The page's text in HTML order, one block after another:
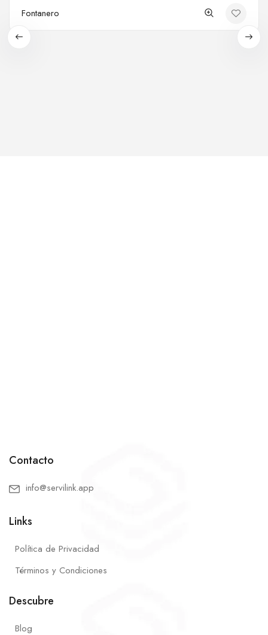
Fontanero
Contacto
info@servilink.app
Links
Política de Privacidad
Términos y Condiciones
Descubre
Blog